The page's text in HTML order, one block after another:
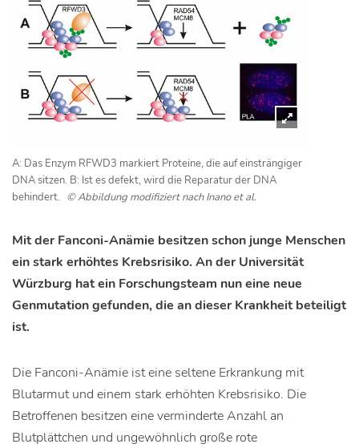
A: Das Enzym RFWD3 markiert Proteine, die auf einsträngiger
DNA sitzen. B: Ist es defekt, wird die Reparatur der DNA
behindert. © Abbildung modifiziert nach Inano et al.
Mit der Fanconi-Anämie besitzen schon junge Menschen
ein stark erhöhtes Krebsrisiko. An der Universität
Würzburg hat ein Forschungsteam nun eine neue
Genmutation gefunden, die an dieser Krankheit beteiligt
ist.
Die Fanconi-Anämie ist eine seltene Erkrankung mit
Blutarmut und einem stark erhöhten Krebsrisiko. Die
Betroffenen besitzen eine verminderte Anzahl an
Blutplättchen und ungewöhnlich große rote